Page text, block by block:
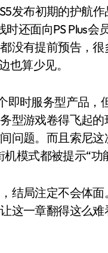
发布初期的护航
还面向PS Plus
没有提前预告，
也算少见。
即时服务型产品，
型游戏卷得飞起
问题。而且索尼
模式都被提示“功
结局注定不会体
这一章翻得这么难
小